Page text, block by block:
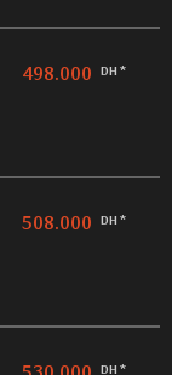
498.000 DH *
508.000 DH *
530.000 DH *